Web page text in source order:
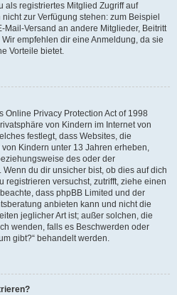
als registriertes Mitglied Zugriff auf
zur Verfügung stehen: zum Beispiel
Mail-Versand an andere Mitglieder, Beitritt
empfehlen dir eine Anmeldung, da sie
Vorteile bietet.
Online Privacy Protection Act of 1998
von Kindern im Internet von
festlegt, dass Websites, die
Kindern unter 13 Jahren erheben,
des oder der
du dir unsicher bist, ob dies auf dich
registrieren versuchst, zutrifft, ziehe einen
dass phpBB Limited und der
anbieten kann und nicht die
jeglicher Art ist; außer solchen, die
wenden, falls es Beschwerden oder
gibt?“ behandelt werden.